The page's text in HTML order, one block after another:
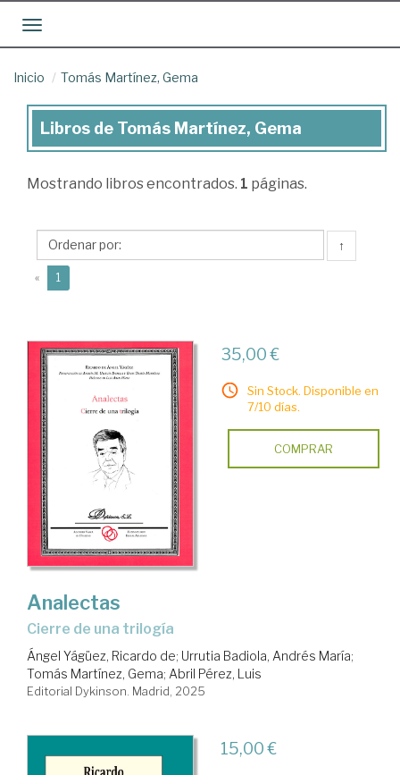
Toggle navigation
Inicio Tomás Martínez, Gema
Libros
Tomás
Gema
Libros de Tomás Martínez, Gema
Mostrando libros encontrados. 1 páginas.
↑
« 1
35,00 €
Sin Stock. Disponible en
7/10 días.
COMPRAR
Analectas
cierre de una trilogía
Ángel Yágüez, Ricardo de; Urrutia Badiola, Andrés María;
Tomás Martínez, Gema; Abril Pérez, Luis
Editorial Dykinson. Madrid, 2025
15,00 €